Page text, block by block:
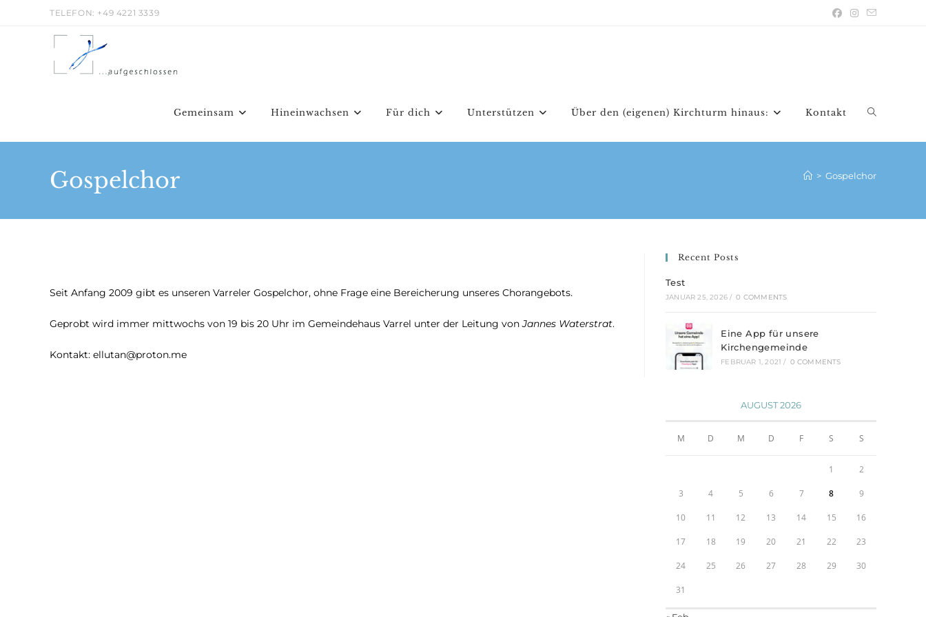
TELEFON: +49 4221 3339
Gemeinsam Hineinwachsen Für dich Unterstützen Über den (eigenen) Kirchturm hinaus: Kontakt Website-
Gospelchor > Gospelchor
Seit Anfang 2009 gibt es unseren Varreler Gospelchor, ohne Frage eine Bereicherung unseres Chorangebots.
Geprobt wird immer mittwochs von 19 bis 20 Uhr im Gemeindehaus Varrel unter der Leitung vonJannes Waterstrat.
Kontakt: ellutan@proton.me
Recent Posts
Test
JANUAR 25, 2026 / 0 COMMENTS
Eine App für unsere
Kirchengemeinde
FEBRUAR 1, 2021 / 0 COMMENTS
AUGUST 2026
M D M D F S S
1 2
3 4 5 6 7 8 9
10 11 12 13 14 15 16
17 18 19 20 21 22 23
24 25 26 27 28 29 30
31